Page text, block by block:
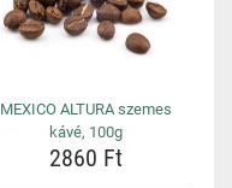
MEXICO ALTURA szemes
kávé, 100g
2860 Ft